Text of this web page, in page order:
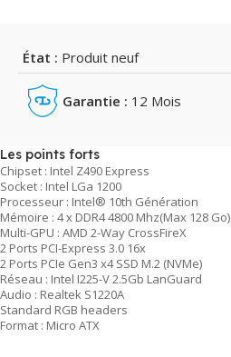
État : Produit neuf
Garantie : 12 Mois
Les points forts
Chipset : Intel Z490 Express
Socket : Intel LGa 1200
Processeur : Intel® 10th Génération
Mémoire : 4 x DDR4 4800 Mhz(Max 128 Go)
Multi-GPU : AMD 2-Way CrossFireX
2 Ports PCI-Express 3.0 16x
2 Ports PCIe Gen3 x4 SSD M.2 (NVMe)
Réseau : Intel I225-V 2.5Gb LanGuard
Audio : Realtek S1220A
Standard RGB headers
Format : Micro ATX